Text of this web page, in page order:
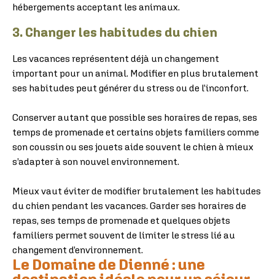
hébergements acceptant les animaux.
3. Changer les habitudes du chien
Les vacances représentent déjà un changement
important pour un animal. Modifier en plus brutalement
ses habitudes peut générer du stress ou de l’inconfort.
Conserver autant que possible ses horaires de repas, ses
temps de promenade et certains objets familiers comme
son coussin ou ses jouets aide souvent le chien à mieux
s’adapter à son nouvel environnement.
Mieux vaut éviter de modifier brutalement les habitudes
du chien pendant les vacances. Garder ses horaires de
repas, ses temps de promenade et quelques objets
familiers permet souvent de limiter le stress lié au
changement d’environnement.
Le Domaine de Dienné : une